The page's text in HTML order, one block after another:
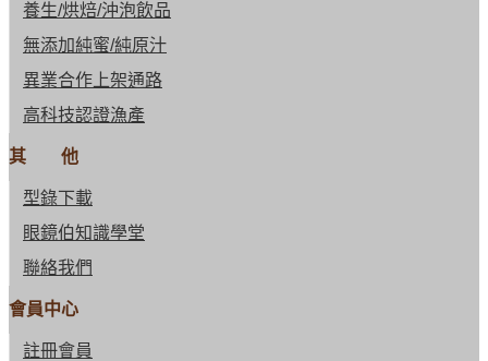
養生/烘焙/沖泡飲品
無添加純蜜/純原汁
異業合作上架通路
高科技認證漁產
其 他
型錄下載
眼鏡伯知識學堂
聯絡我們
會員中心
註冊會員